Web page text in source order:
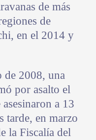
de más
de
en el 2014 y
de 2008, una
por asalto el
a 13
tarde, en marzo
la Fiscalía del